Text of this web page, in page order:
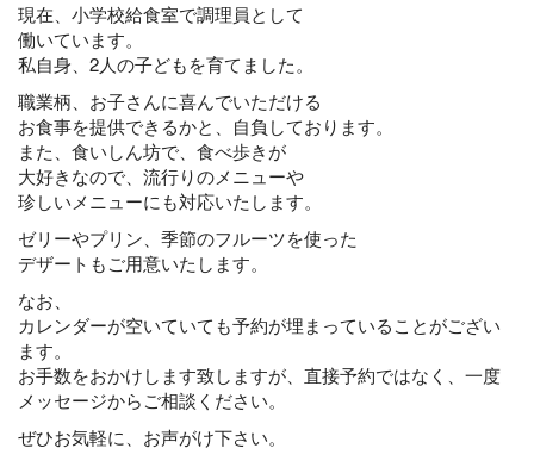
現在、小学校給食室で調理員として
働いています。
私自身、2人の子どもを育てました。
職業柄、お子さんに喜んでいただける
お食事を提供できるかと、自負しております。
また、食いしん坊で、食べ歩きが
大好きなので、流行りのメニューや
珍しいメニューにも対応いたします。
ゼリーやプリン、季節のフルーツを使った
デザートもご用意いたします。
なお、
カレンダーが空いていても予約が埋まっていることがござい
ます。
お手数をおかけします致しますが、直接予約ではなく、一度
メッセージからご相談ください。
ぜひお気軽に、お声がけ下さい。